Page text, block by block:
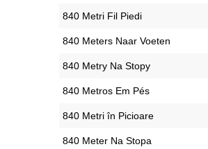
‎840 Metri Fil Piedi
‎840 Meters Naar Voeten
‎840 Metry Na Stopy
‎840 Metros Em Pés
‎840 Metri în Picioare
‎840 Meter Na Stopa